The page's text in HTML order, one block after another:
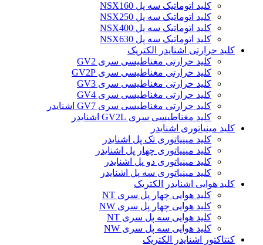
کلید اتوماتیک سه پل NSX160
کلید اتوماتیک سه پل NSX250
کلید اتوماتیک سه پل NSX400
کلید اتوماتیک سه پل NSX630
کلید حرارتی اشنایدر الکتریک
کليد حرارتی مغناطيسی سری GV2
کليد حرارتی مغناطيسی سری GV2P
کليد حرارتی مغناطيسی سری GV3
کليد حرارتی مغناطيسی سری GV4
کليد حرارتی مغناطيسی سری GV7 اشنایدر
کليد مغناطيسی سری GV2L اشنایدر
کلید مينياتوری اشنایدر
کلید مینیاتوری تک پل اشنایدر
کلید مینیاتوری چهار پل اشنایدر
کلید مینیاتوری دو پل اشنایدر
کلید مینیاتوری سه پل اشنایدر
کلید هوایی اشنایدر الکتریک
کلید هوایی چهار پل سری NT
کلید هوایی چهار پل سری NW
کلید هوایی سه پل سری NT
کلید هوایی سه پل سری NW
کنتاکتور اشنایدر الکتریک